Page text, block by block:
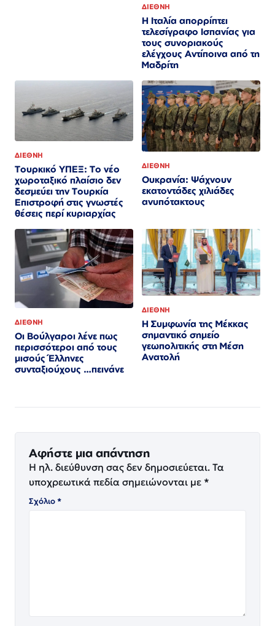
ΔΙΕΘΝΗ
Η Ιταλία απορρίπτει
τελεσίγραφο Ισπανίας για
τους συνοριακούς
ελέγχους Αντίποινα από τη
Μαδρίτη
ΔΙΕΘΝΗ
Τουρκικό ΥΠΕΞ: Το νέο
χωροταξικό πλαίσιο δεν
δεσμεύει την Τουρκία
Επιστροφή στις γνωστές
θέσεις περί κυριαρχίας
ΔΙΕΘΝΗ
Ουκρανία: Ψάχνουν
εκατοντάδες χιλιάδες
ανυπότακτους
ΔΙΕΘΝΗ
Οι Βούλγαροι λένε πως
περισσότεροι από τους
μισούς Έλληνες
συνταξιούχους …πεινάνε
ΔΙΕΘΝΗ
Η Συμφωνία της Μέκκας
σημαντικό σημείο
γεωπολιτικής στη Μέση
Ανατολή
Αφήστε μια απάντηση
Η ηλ. διεύθυνση σας δεν δημοσιεύεται. Τα
υποχρεωτικά πεδία σημειώνονται με *
Σχόλιο*